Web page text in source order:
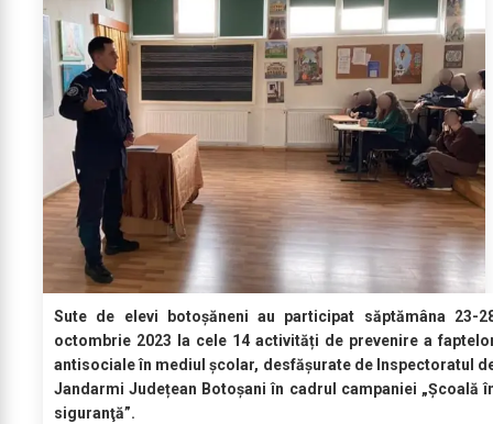
Sute de elevi botoșăneni au participat săptămâna 23-
octombrie 2023 la cele 14 activități de prevenire a
antisociale în mediul școlar, desfășurate de Inspectoratul
Jandarmi Județean Botoșani în cadrul campaniei „Școală
siguranţă”.